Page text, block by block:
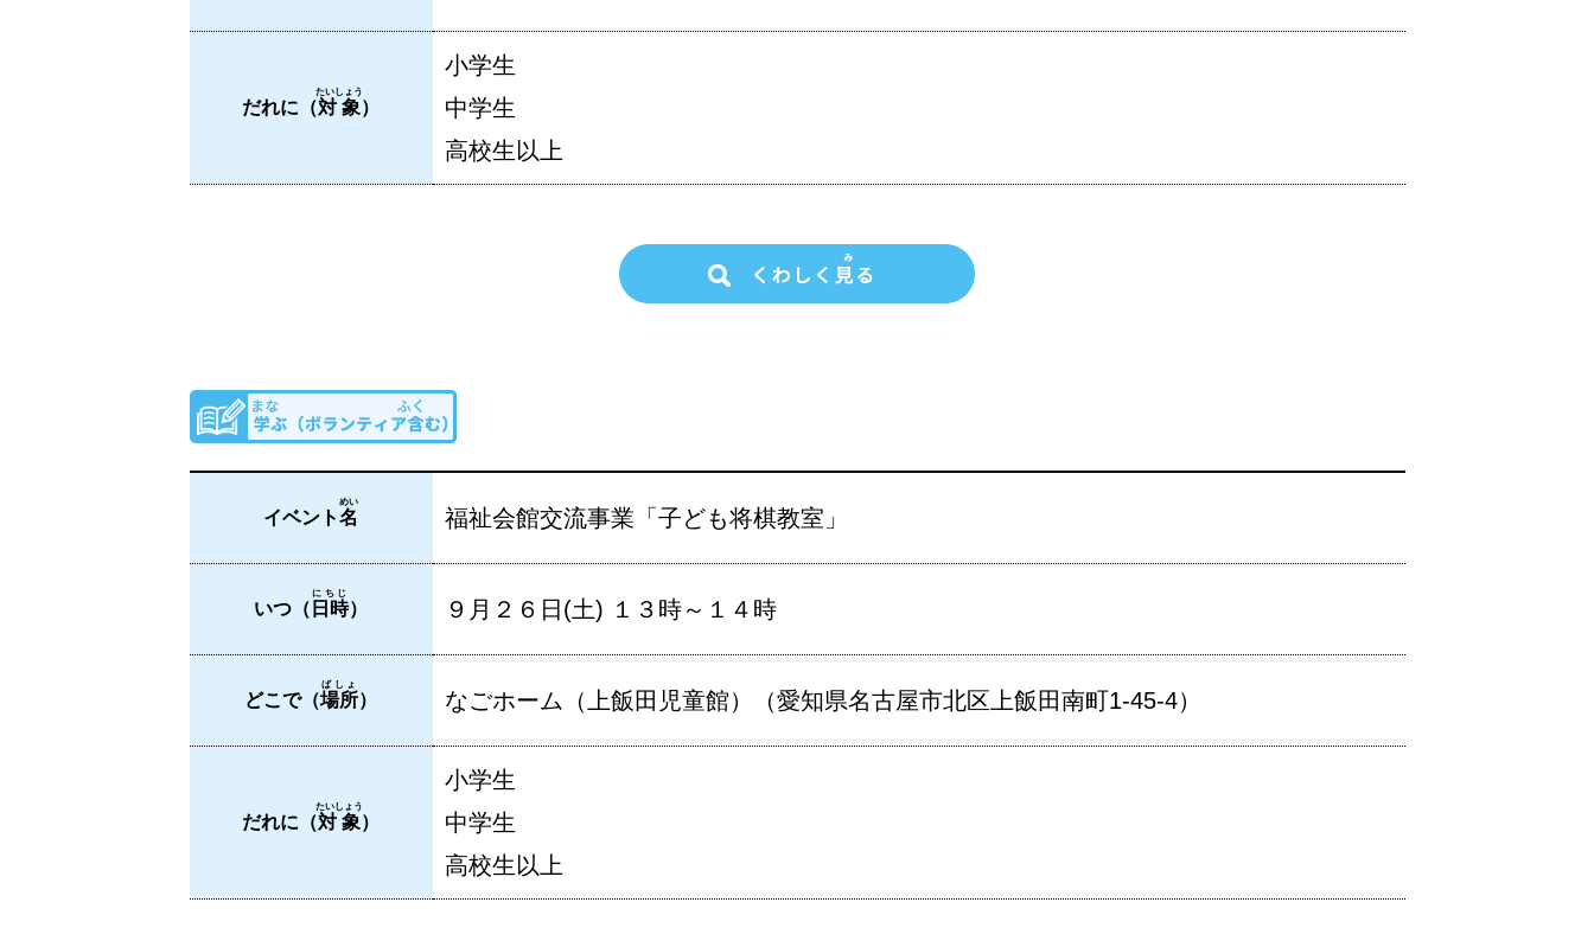
だれに（対象
たいしょう
）
小学生
中学生
高校生以上
イベント名
めい
福祉会館交流事業「子ども将棋教室」
いつ（ 日時
にちじ
） ９月２６日(土) １３時～１４時
どこで（場所
ばしょ
） なごホーム（上飯田児童館）（愛知県名古屋市北区上飯田南町1-45-4）
だれに（対象
たいしょう
）
小学生
中学生
高校生以上